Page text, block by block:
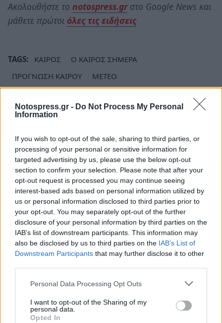
Notospress.gr - Do Not Process My Personal
Information
If you wish to opt-out of the sale, sharing to third parties, or
processing of your personal or sensitive information for
targeted advertising by us, please use the below opt-out
section to confirm your selection. Please note that after your
opt-out request is processed you may continue seeing
interest-based ads based on personal information utilized by
us or personal information disclosed to third parties prior to
your opt-out. You may separately opt-out of the further
disclosure of your personal information by third parties on the
IAB’s list of downstream participants. This information may
also be disclosed by us to third parties on the IAB’s List of
Downstream Participants that may further disclose it to other
Personal Data Processing Opt Outs
I want to opt-out of the Sharing of my
personal data.
Opted In
Ακολουθήστε το notospress.grστο Google News και
μάθετε πρώτοι όλες τις ειδήσεις
TAGS: ΚΑΙΡΟΣ
Ο ΚΑΙΡΟΣ ΣΗΜΕΡΑ
ΠΡΟΓΝΩΣΗ ΚΑΙΡΟΥ
METEO